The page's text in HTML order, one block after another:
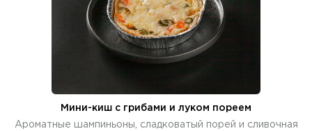
Мини-киш с грибами и луком пореем
Ароматные шампиньоны, сладковатый порей и сливочная